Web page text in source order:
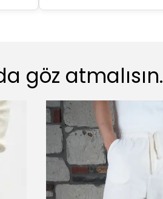
göz atmalısın.